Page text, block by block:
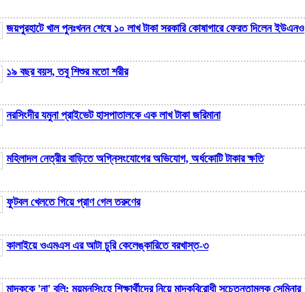
চেষ্টা, বিজিবির প্রতিরোধে ব্যর্থ বিএসএফ
স্বরাষ্ট্রমন্ত্রী
জয়পুরহাটে খাল পুনঃখনন শেষে ১০ লাখ টাকা সরকারি কোষাগারে ফেরত দিলেন ইউএনও
১৯ বছর বয়স, তবু শিশুর মতো শরীর
নরসিংদীর যমুনা প্রাইভেট হাসপাতালকে এক লাখ টাকা জরিমানা
মহিলাদল নেত্রীর বাড়িতে অগ্নিসংযোগের অভিযোগ, অর্ধকোটি টাকার ক্ষতি
ফুটবল খেলতে গিয়ে প্রাণ গেল তরুণের
কালাইয়ে ওএমএস এর আটা চুরি কেলেঙ্কারিতে বরখাস্ত-৩
মাদককে 'না' বলি; ময়মনসিংহে শিক্ষার্থীদের নিয়ে মাদকবিরোধী সচেতনতামূলক সেমিনার